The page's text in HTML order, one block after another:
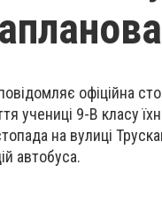
офіційна
учениці 9-В класу
на вулиці
автобуса.